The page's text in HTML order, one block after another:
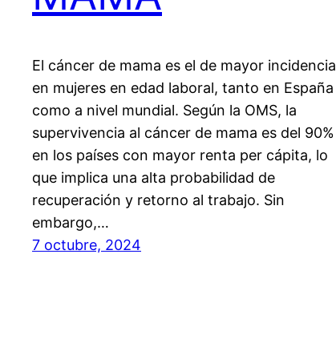
El cáncer de mama es el de mayor incidencia
en mujeres en edad laboral, tanto en España
como a nivel mundial. Según la OMS, la
supervivencia al cáncer de mama es del 90%
en los países con mayor renta per cápita, lo
que implica una alta probabilidad de
recuperación y retorno al trabajo. Sin
embargo,…
7 octubre, 2024